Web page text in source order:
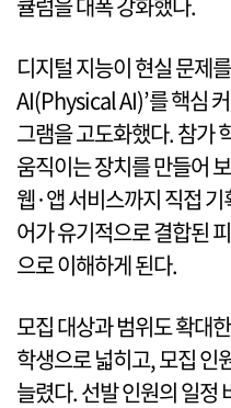
디지털 지능이 현실 문제
AI(Physical AI)’를 핵심
그램을 고도화했다. 참가
움직이는 장치를 만들어
웹·앱 서비스까지 직접
어가 유기적으로 결합된
으로 이해하게 된다.
모집 대상과 범위도 확대
학생으로 넓히고, 모집 인
늘렸다. 선발 인원의 일정